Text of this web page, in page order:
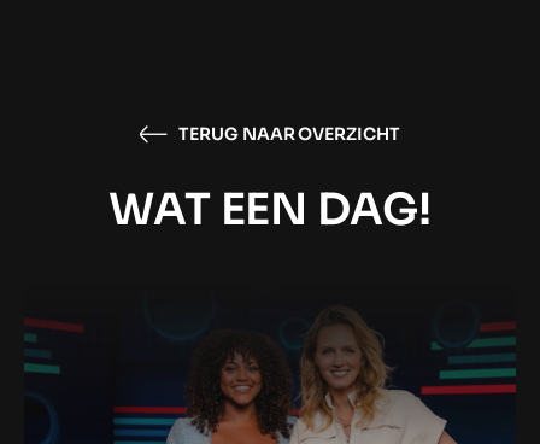
TERUG NAAR OVERZICHT
WAT EEN DAG!